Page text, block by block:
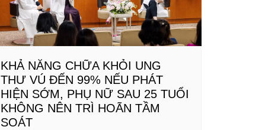
KHẢ NĂNG CHỮA KHỎI UNG
THƯ VÚ ĐẾN 99% NẾU PHÁT
HIỆN SỚM, PHỤ NỮ SAU 25 TUỔI
KHÔNG NÊN TRÌ HOÃN TẦM
SOÁT